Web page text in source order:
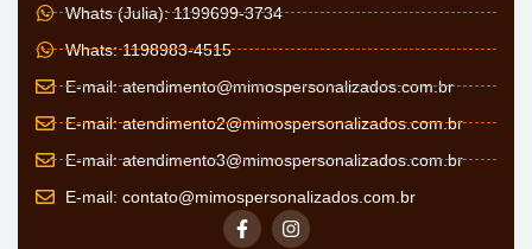
Whats (Julia): 1199699-3734
Whats: 1198983-4515
E-mail:atendimento@mimospersonalizados.com.br
E-mail:atendimento2@mimospersonalizados.com.br
E-mail:atendimento3@mimospersonalizados.com.br
E-mail: contato@mimospersonalizados.com.br